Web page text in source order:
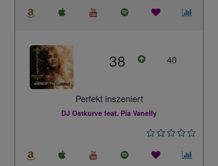
38 40
Perfekt inszeniert
DJ Ostkurve feat. Pia Vanelly